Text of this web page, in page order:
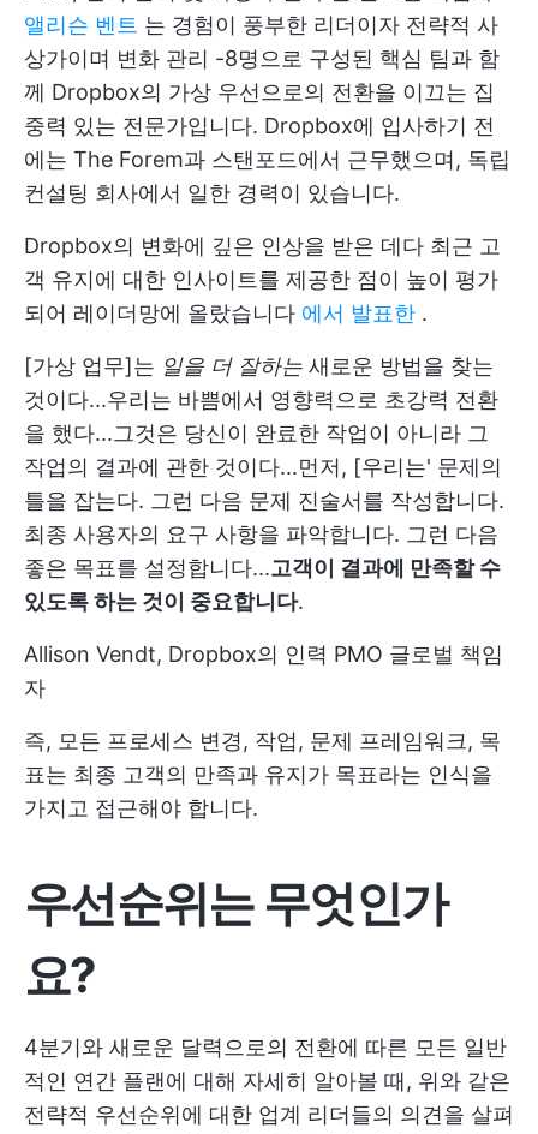
앨리슨 벤트 는 경험이 풍부한 리더이자 전략적 사
상가이며 변화 관리 -8명으로 구성된 핵심 팀과 함
께 Dropbox의 가상 우선으로의 전환을 이끄는 집
중력 있는 전문가입니다. Dropbox에 입사하기 전
에는 The Forem과 스탠포드에서 근무했으며, 독립
컨설팅 회사에서 일한 경력이 있습니다.
Dropbox의 변화에 깊은 인상을 받은 데다 최근 고
객 유지에 대한 인사이트를 제공한 점이 높이 평가
되어 레이더망에 올랐습니다 에서 발표한 .
[가상 업무]는 일을 더 잘하는 새로운 방법을 찾는
것이다...우리는 바쁨에서 영향력으로 초강력 전환
을 했다...그것은 당신이 완료한 작업이 아니라 그
작업의 결과에 관한 것이다...먼저, [우리는' 문제의
틀을 잡는다. 그런 다음 문제 진술서를 작성합니다.
최종 사용자의 요구 사항을 파악합니다. 그런 다음
좋은 목표를 설정합니다...고객이 결과에 만족할 수
있도록 하는 것이 중요합니다.
Allison Vendt, Dropbox의 인력 PMO 글로벌 책임
자
즉, 모든 프로세스 변경, 작업, 문제 프레임워크, 목
표는 최종 고객의 만족과 유지가 목표라는 인식을
가지고 접근해야 합니다.
우선순위는 무엇인가
요?
4분기와 새로운 달력으로의 전환에 따른 모든 일반
적인 연간 플랜에 대해 자세히 알아볼 때, 위와 같은
전략적 우선순위에 대한 업계 리더들의 의견을 살펴